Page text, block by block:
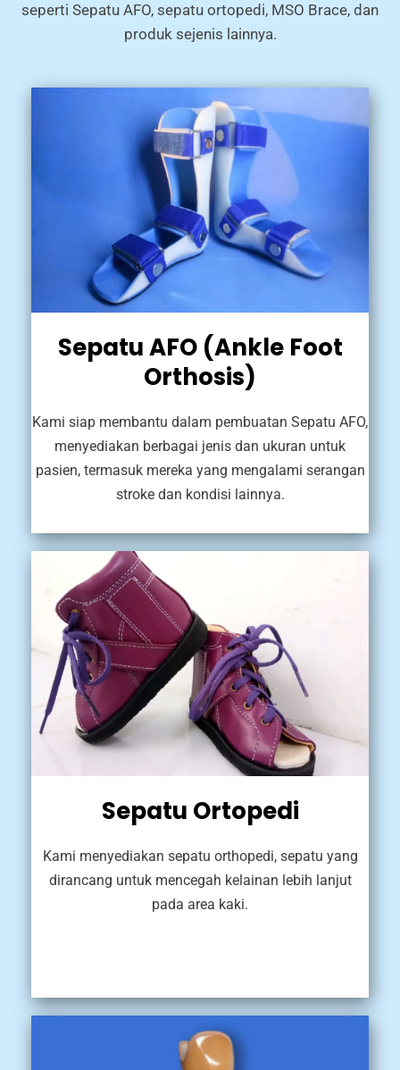
seperti Sepatu AFO, sepatu ortopedi, MSO Brace, dan
produk sejenis lainnya.
Sepatu AFO (Ankle Foot
Orthosis)
Kami siap membantu dalam pembuatan Sepatu AFO,
menyediakan berbagai jenis dan ukuran untuk
pasien, termasuk mereka yang mengalami serangan
stroke dan kondisi lainnya.
Sepatu Ortopedi
Kami menyediakan sepatu orthopedi, sepatu yang
dirancang untuk mencegah kelainan lebih lanjut
pada area kaki.